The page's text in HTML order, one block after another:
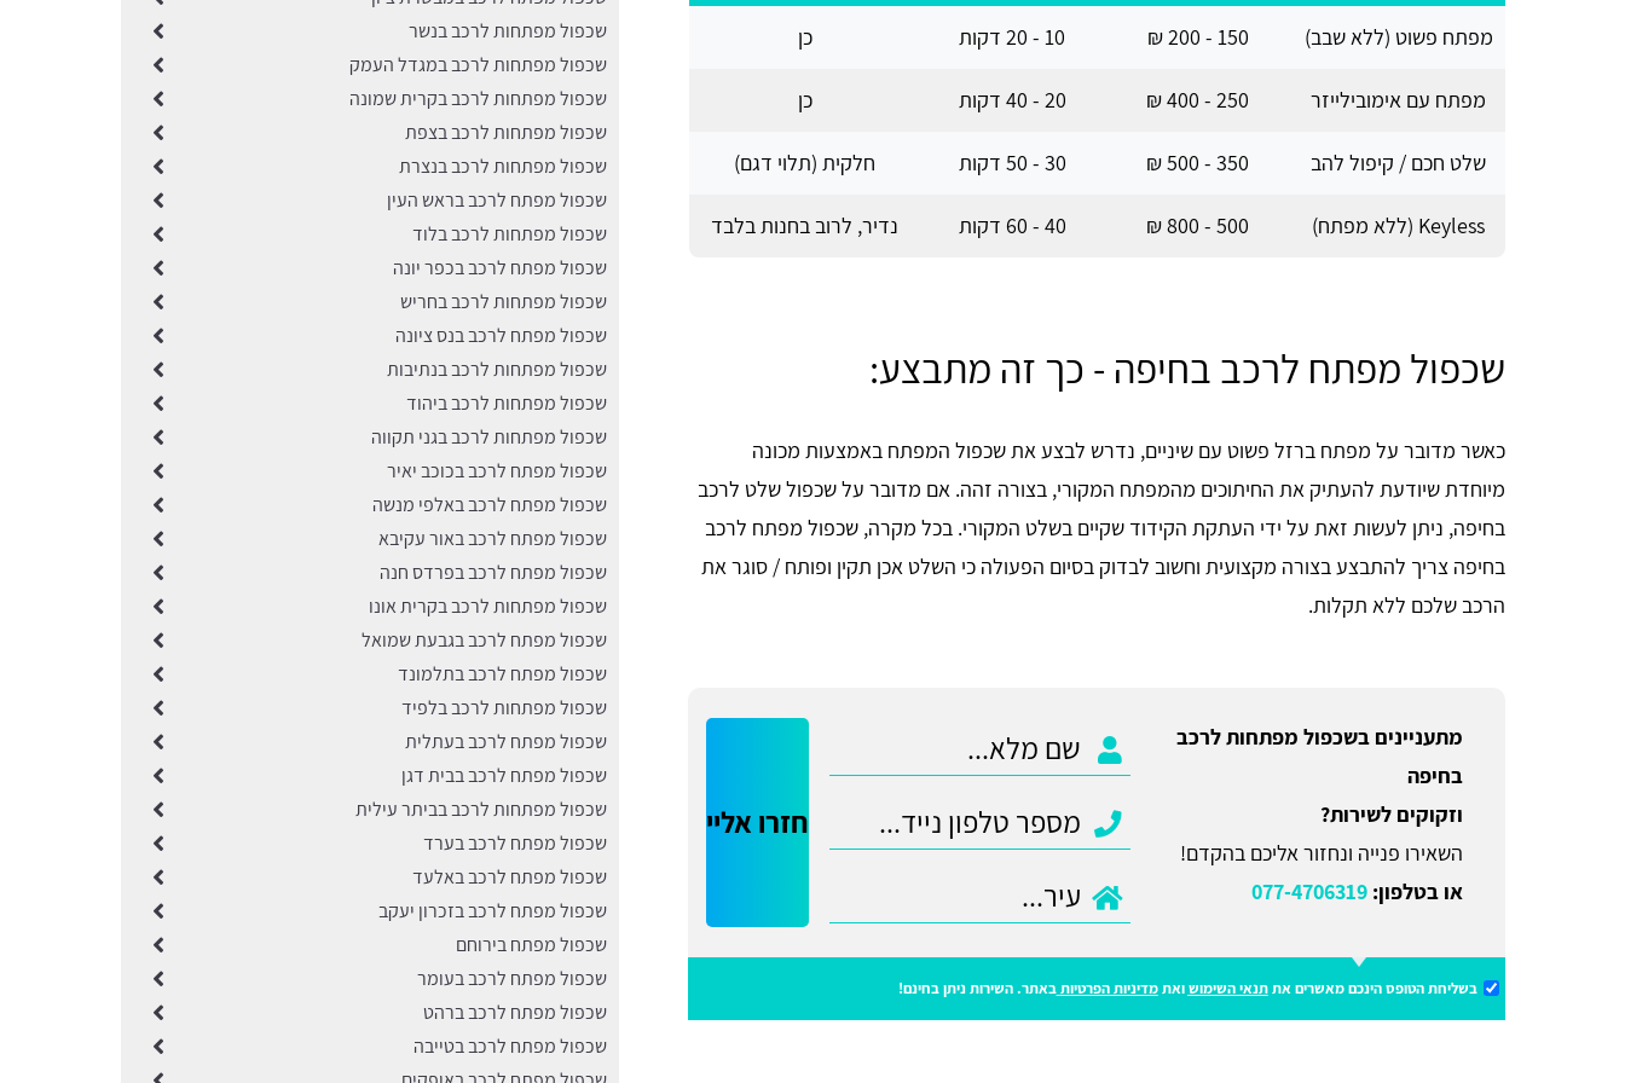
מפתח פשוט (ללא שבב) 150 - 200 ₪ 10 - 20 דקות כן
מפתח עם אימובילייזר 250 - 400 ₪ 20 - 40 דקות כן
שלט חכם / קיפול להב 350 - 500 ₪ 30 - 50 דקות חלקית (תלוי דגם)
Keyless (ללא מפתח) 500 - 800 ₪ 40 - 60 דקות נדיר, לרוב בחנות בלבד
שכפול מפתח לרכב בחיפה - כך זה מתבצע:
כאשר מדובר על מפתח ברזל פשוט עם שיניים, נדרש לבצע את שכפול המפתח באמצעות מכונה
מיוחדת שיודעת להעתיק את החיתוכים מהמפתח המקורי, בצורה זהה. אם מדובר על שכפול שלט לרכב
בחיפה, ניתן לעשות זאת על ידי העתקת הקידוד שקיים בשלט המקורי. בכל מקרה, שכפול מפתח לרכב
בחיפה צריך להתבצע בצורה מקצועית וחשוב לבדוק בסיום הפעולה כי השלט אכן תקין ופותח / סוגר את
הרכב שלכם ללא תקלות.
מתעניינים בשכפול מפתחות לרכב
בחיפה
וזקוקים לשירות?
השאירו פנייה ונחזור אליכם בהקדם!
או בטלפון:077-4706319
חזרו אליי
בשליחת הטופס הינכם מאשרים אתתנאי השימושואתמדיניות הפרטיות באתר. השירות ניתן בחינם!
שכפול מפתחות לרכב בנשר
שכפול מפתחות לרכב במגדל העמק
שכפול מפתחות לרכב בקרית שמונה
שכפול מפתחות לרכב בצפת
שכפול מפתחות לרכב בנצרת
שכפול מפתח לרכב בראש העין
שכפול מפתחות לרכב בלוד
שכפול מפתח לרכב בכפר יונה
שכפול מפתחות לרכב בחריש
שכפול מפתח לרכב בנס ציונה
שכפול מפתחות לרכב בנתיבות
שכפול מפתחות לרכב ביהוד
שכפול מפתחות לרכב בגני תקווה
שכפול מפתח לרכב בכוכב יאיר
שכפול מפתח לרכב באלפי מנשה
שכפול מפתח לרכב באור עקיבא
שכפול מפתח לרכב בפרדס חנה
שכפול מפתחות לרכב בקרית אונו
שכפול מפתח לרכב בגבעת שמואל
שכפול מפתח לרכב בתלמונד
שכפול מפתחות לרכב בלפיד
שכפול מפתח לרכב בעתלית
שכפול מפתח לרכב בבית דגן
שכפול מפתחות לרכב בביתר עילית
שכפול מפתח לרכב בערד
שכפול מפתח לרכב באלעד
שכפול מפתח לרכב בזכרון יעקב
שכפול מפתח בירוחם
שכפול מפתח לרכב בעומר
שכפול מפתח לרכב ברהט
שכפול מפתח לרכב בטייבה